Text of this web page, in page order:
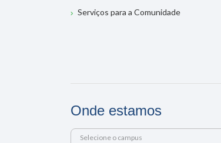
Serviços para a Comunidade
Onde estamos
Selecione o campus